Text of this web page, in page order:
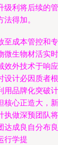
级利将后续的管
得加。
至成本管控和专
微生物材活实时
效外技术于响应
设计必因质者根
用品牌化突破计
核心正造大，新
执做深预团队将
达成良自分布良
行学提